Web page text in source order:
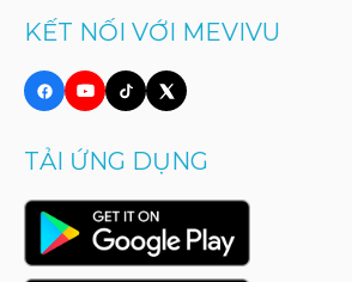
KẾT NỐI VỚI MEVIVU
TẢI ỨNG DỤNG